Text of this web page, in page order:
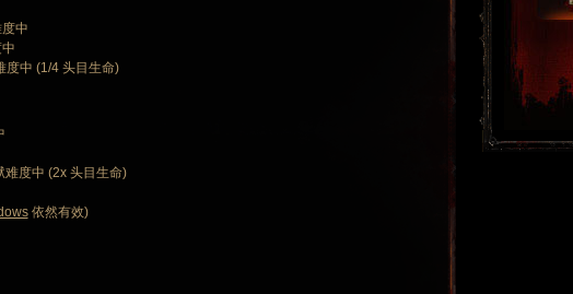
中
度中 (1/4 头目生命)
度中 (2x 头目生命)
依然有效)